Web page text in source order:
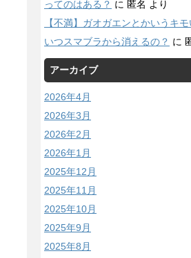
ってのはある？ に 匿名 より
【不満】ガオガエンとかいうキ
いつスマブラから消えるの？ に
アーカイブ
2026年4月
2026年3月
2026年2月
2026年1月
2025年12月
2025年11月
2025年10月
2025年9月
2025年8月